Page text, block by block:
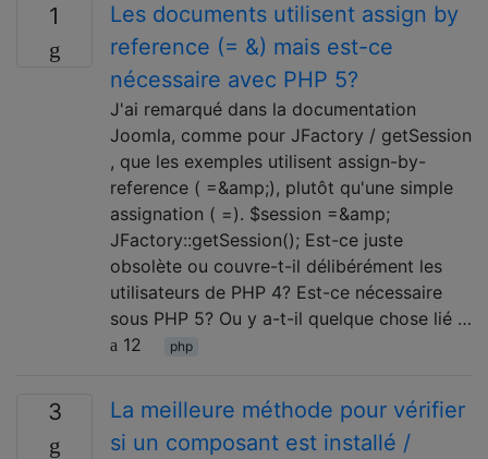
1
Les documents utilisent assign by
reference (= &) mais est-ce
nécessaire avec PHP 5?
J'ai remarqué dans la documentation
Joomla, comme pour JFactory / getSession
, que les exemples utilisent assign-by-
reference ( =&amp;), plutôt qu'une simple
assignation ( =). $session =&amp;
JFactory::getSession(); Est-ce juste
obsolète ou couvre-t-il délibérément les
utilisateurs de PHP 4? Est-ce nécessaire
sous PHP 5? Ou y a-t-il quelque chose lié …
12
php
3
La meilleure méthode pour vérifier
si un composant est installé /